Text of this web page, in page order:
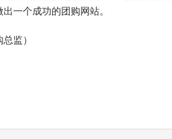
一个成功的团购网站。
监）